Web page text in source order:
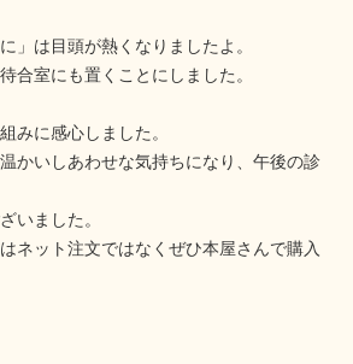
」は目頭が熱くなりましたよ。
合室にも置くことにしました。
みに感心しました。
かいしあわせな気持ちになり、午後の診
いました。
ネット注文ではなくぜひ本屋さんで購入